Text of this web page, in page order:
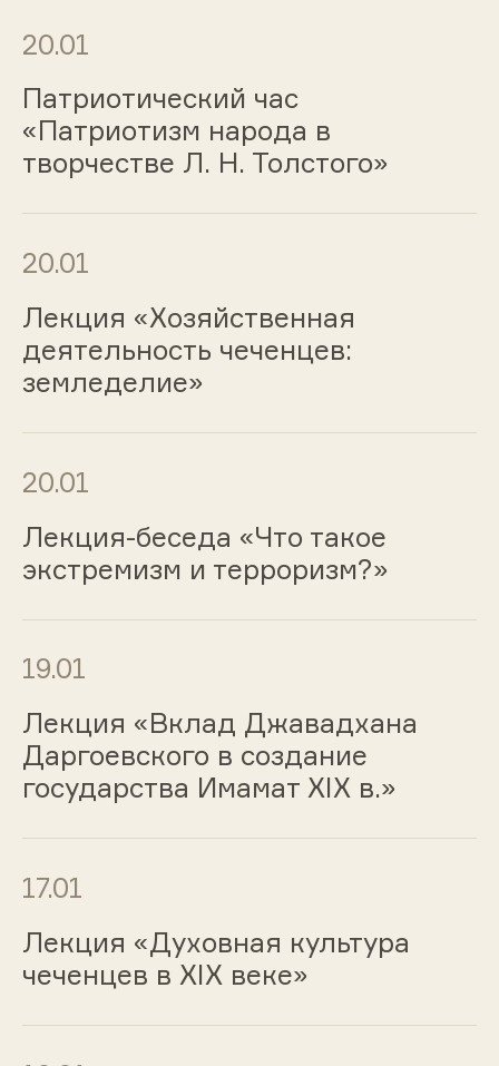
20.01
Патриотический час
«Патриотизм народа в
творчестве Л. Н. Толстого»
20.01
Лекция «Хозяйственная
деятельность чеченцев:
земледелие»
20.01
Лекция-беседа «Что такое
экстремизм и терроризм?»
19.01
Лекция «Вклад Джавадхана
Даргоевского в создание
государства Имамат XIX в.»
17.01
Лекция «Духовная культура
чеченцев в XIX веке»